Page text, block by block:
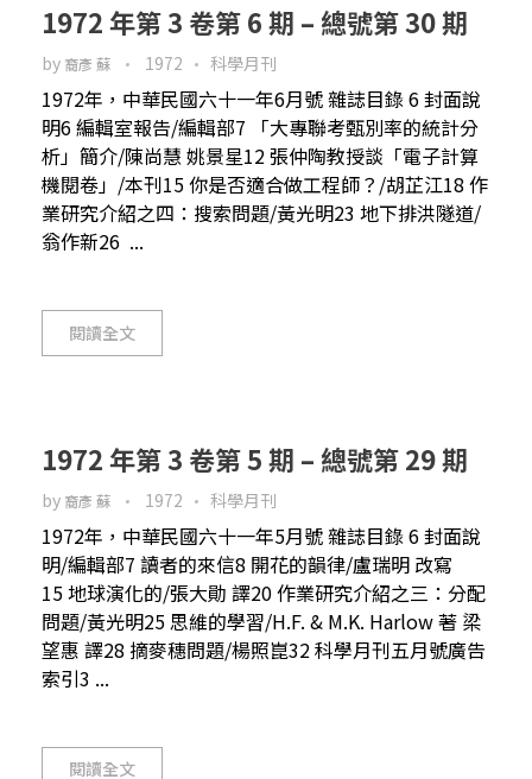
1972 年第 3 卷第 6 期 – 總號第 30 期
by 裔彥 蘇 1972 科學月刊
1972年，中華民國六十一年6月號 雜誌目錄 6 封面說
明6 編輯室報告/編輯部7 「大專聯考甄別率的統計分
析」簡介/陳尚慧 姚景星12 張仲陶教授談「電子計算
機閱卷」/本刊15 你是否適合做工程師？/胡芷江18 作
業研究介紹之四：搜索問題/黃光明23 地下排洪隧道/
翁作新26 ...
閱讀全文
1972 年第 3 卷第 5 期 – 總號第 29 期
by 裔彥 蘇 1972 科學月刊
1972年，中華民國六十一年5月號 雜誌目錄 6 封面說
明/編輯部7 讀者的來信8 開花的韻律/盧瑞明 改寫
15 地球演化的/張大勛 譯20 作業研究介紹之三：分配
問題/黃光明25 思維的學習/H.F. & M.K. Harlow 著 梁
望惠 譯28 摘麥穗問題/楊照崑32 科學月刊五月號廣告
索引3 ...
閱讀全文